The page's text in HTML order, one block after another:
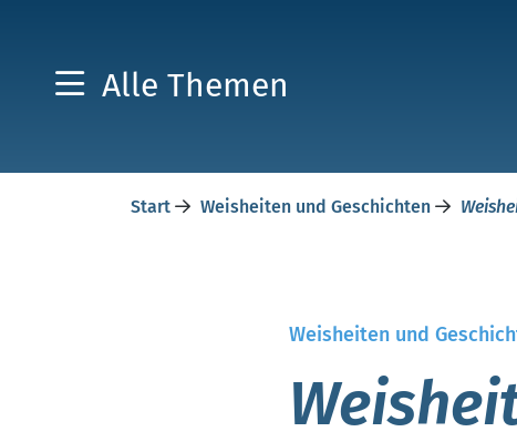
Alle Themen
Start Weisheiten und Geschichten
Weisheiten und